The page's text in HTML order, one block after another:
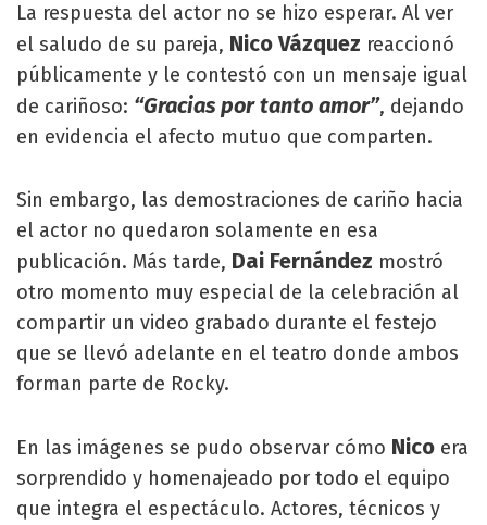
La respuesta del actor no se hizo esperar. Al ver
el saludo de su pareja, Nico Vázquez reaccionó
públicamente y le contestó con un mensaje igual
de cariñoso: “Gracias por tanto amor”, dejando
en evidencia el afecto mutuo que comparten.
Sin embargo, las demostraciones de cariño hacia
el actor no quedaron solamente en esa
publicación. Más tarde, Dai Fernández mostró
otro momento muy especial de la celebración al
compartir un video grabado durante el festejo
que se llevó adelante en el teatro donde ambos
forman parte de Rocky.
En las imágenes se pudo observar cómo Nico era
sorprendido y homenajeado por todo el equipo
que integra el espectáculo. Actores, técnicos y